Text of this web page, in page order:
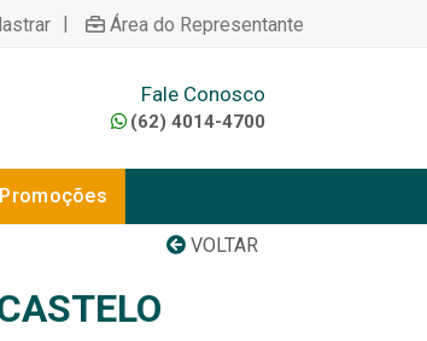
| Área do Representante
Fale Conosco
(62) 4014-4700
Promoções
VOLTAR